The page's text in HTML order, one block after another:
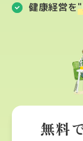
健康経営を
無料